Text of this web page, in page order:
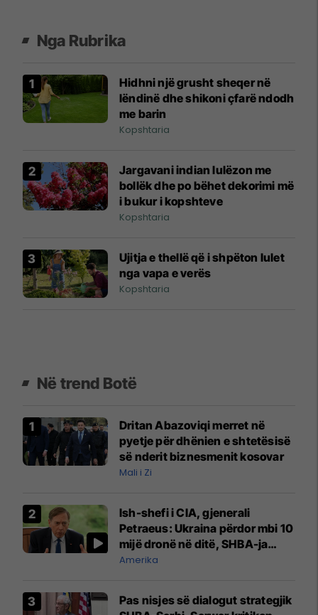
Nga Rubrika
Hidhni një grusht sheqer në
lëndinë dhe shikoni çfarë ndodh
me barin
Kopshtaria
Jargavani indian lulëzon me
bollëk dhe po bëhet dekorimi më
i bukur i kopshteve
Kopshtaria
Ujitja e thellë që i shpëton lulet
nga vapa e verës
Kopshtaria
Në trend Botë
Dritan Abazoviqi merret në
pyetje për dhënien e shtetësisë
së nderit biznesmenit kosovar
Mali i Zi
Ish-shefi i CIA, gjenerali
Petraeus: Ukraina përdor mbi 10
mijë dronë në ditë, SHBA-ja
mbetet shumë prapa në
Amerika
Pas nisjes së dialogut strategjik